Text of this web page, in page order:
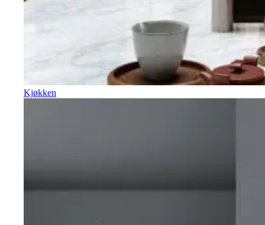
Kjøkken